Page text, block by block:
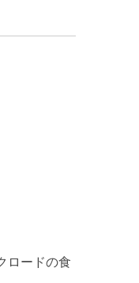
ロードの食